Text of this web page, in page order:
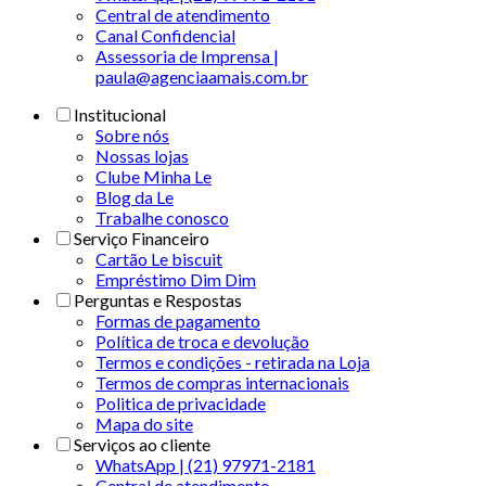
Central de atendimento
Canal Confidencial
Assessoria de Imprensa |
paula@agenciaamais.com.br
Institucional
Sobre nós
Nossas lojas
Clube Minha Le
Blog da Le
Trabalhe conosco
Serviço Financeiro
Cartão Le biscuit
Empréstimo Dim Dim
Perguntas e Respostas
Formas de pagamento
Política de troca e devolução
Termos e condições - retirada na Loja
Termos de compras internacionais
Politica de privacidade
Mapa do site
Serviços ao cliente
WhatsApp | (21) 97971-2181